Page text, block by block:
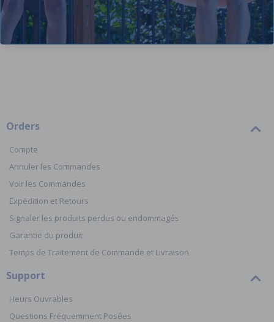
Orders
Compte
Annuler les Commandes
Voir les Commandes
Expédition et Retours
Signaler les produits perdus ou endommagés
Garantie du produit
Temps de Traitement de Commande et Livraison
Support
Heurs Ouvrables
Questions Fréquemment Posées